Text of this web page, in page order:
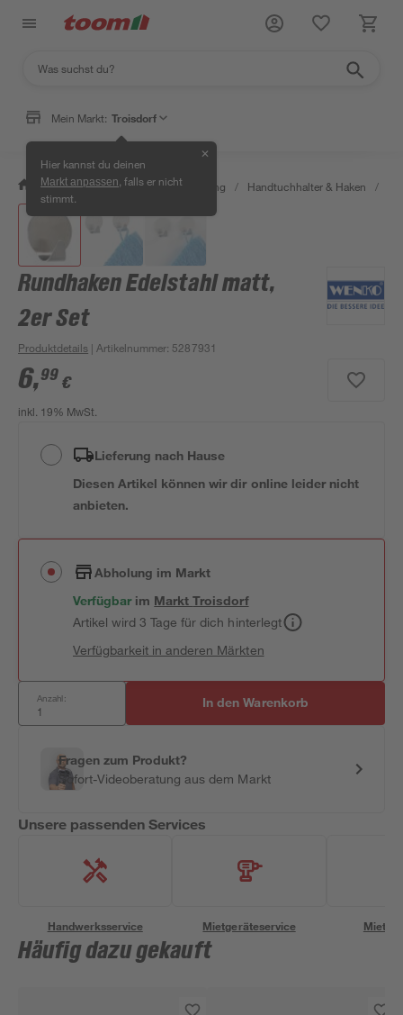
Mein Markt: Troisdorf
Hier kannst du deinen
Markt anpassen , falls er nicht
stimmt.
✕
/ Bad & Sanitär / Bad-Ausstattung / Handtuchhalter & Haken /
Rundhaken Edelstahl matt,
2er Set
Produktdetails | Artikelnummer: 5287931
6,99 €
inkl. 19% MwSt.
Lieferung nach Hause
Diesen Artikel können wir dir online leider nicht
anbieten.
Abholung im Markt
Verfügbar im MarktTroisdorf
Artikel wird 3 Tage für dich hinterlegt
Verfügbarkeit in anderen Märkten
Anzahl: In den Warenkorb
Fragen zum Produkt?
Sofort-Videoberatung aus dem Markt
Unsere passenden Services
Handwerksservice Mietgeräteservice
Häufig dazu gekauft